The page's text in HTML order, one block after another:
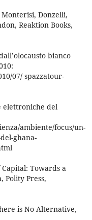
Donzelli,
Reaktion Books,
bianco
07/ spazzatour-
elettroniche del
ambiente/focus/un-
ghana-
Towards a
Polity Press,
is No Alternative,